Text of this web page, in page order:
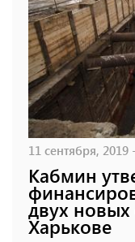
11 сентября, 2019
Кабмин
двух новых
Харькове